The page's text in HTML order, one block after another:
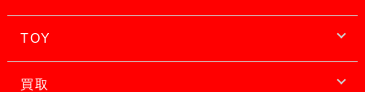
TOY
買取